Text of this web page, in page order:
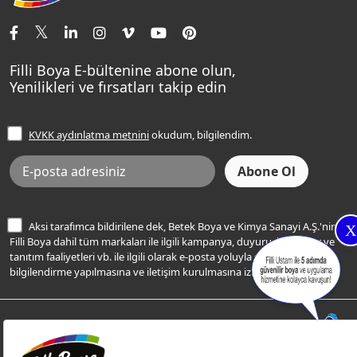
X
Tavan Boyaları
Ev Bakım ve Hobi Boyaları
Yatak Odası Renkleri
Sentomaxx Sentetik Boya
Sentomaxx İpeksi Mat
Momento Life
Şampanya Rengi
Açık Mavi Rengi
Frezya Rengi
İletişim Bilgilerimiz
Renk Danışma
Filli Ustam
Sıkça Sorulan Sorular
Ücretsiz Yalıtım Keşif Hizmeti
Bilgi Toplumu Hizmetleri
İnternet Sitesi Kullanım Koşulları
KVKK Talep Formu
KVKK Aydınlatma Metni
Filli Boya E-bültenine abone olun,
Yenilikleri ve fırsatları takip edin
KVKK aydınlatma metniniokudum, bilgilendim.
Aksi tarafımca bildirilene dek, Betek Boya ve Kimya Sanayi A.Ş.'nin
Filli Boya dahil tüm markaları ile ilgili kampanya, duyuru, hizmetler ve
tanıtım faaliyetleri vb. ile ilgili olarak e-posta yoluyla şahsıma
bilgilendirme yapılmasına ve iletişim kurulmasına izin veriyorum.